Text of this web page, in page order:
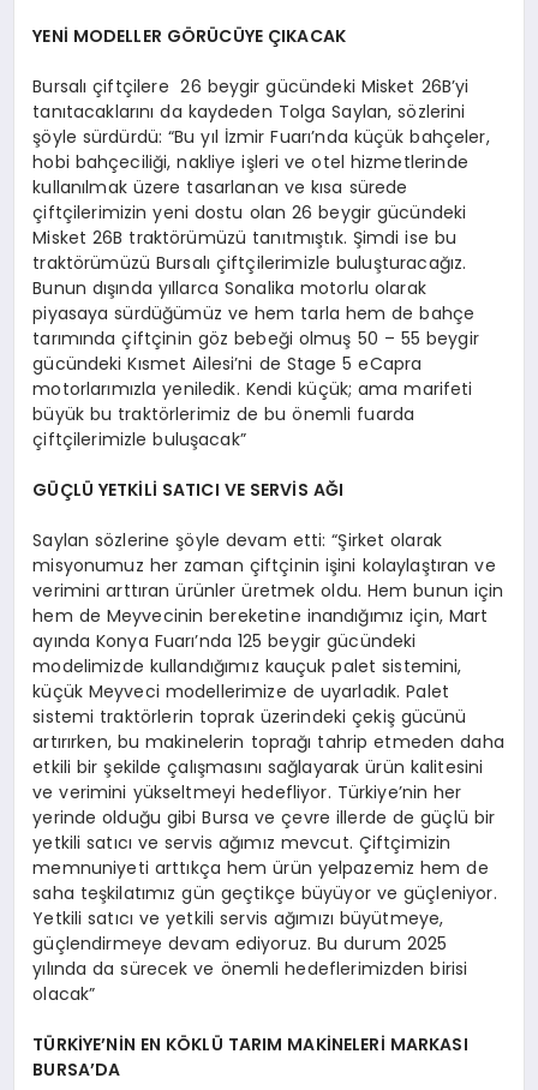
YENİ MODELLER GÖRÜCÜYE ÇIKACAK
Bursalı çiftçilere 26 beygir gücündeki Misket 26B’yi
tanıtacaklarını da kaydeden Tolga Saylan, sözlerini
şöyle sürdürdü: “Bu yıl İzmir Fuarı’nda küçük bahçeler,
hobi bahçeciliği, nakliye işleri ve otel hizmetlerinde
kullanılmak üzere tasarlanan ve kısa sürede
çiftçilerimizin yeni dostu olan 26 beygir gücündeki
Misket 26B traktörümüzü tanıtmıştık. Şimdi ise bu
traktörümüzü Bursalı çiftçilerimizle buluşturacağız.
Bunun dışında yıllarca Sonalika motorlu olarak
piyasaya sürdüğümüz ve hem tarla hem de bahçe
tarımında çiftçinin göz bebeği olmuş 50 – 55 beygir
gücündeki Kısmet Ailesi’ni de Stage 5 eCapra
motorlarımızla yeniledik. Kendi küçük; ama marifeti
büyük bu traktörlerimiz de bu önemli fuarda
çiftçilerimizle buluşacak”
GÜÇLÜ YETKİLİ SATICI VE SERVİS AĞI
Saylan sözlerine şöyle devam etti: “Şirket olarak
misyonumuz her zaman çiftçinin işini kolaylaştıran ve
verimini arttıran ürünler üretmek oldu. Hem bunun için
hem de Meyvecinin bereketine inandığımız için, Mart
ayında Konya Fuarı’nda 125 beygir gücündeki
modelimizde kullandığımız kauçuk palet sistemini,
küçük Meyveci modellerimize de uyarladık. Palet
sistemi traktörlerin toprak üzerindeki çekiş gücünü
artırırken, bu makinelerin toprağı tahrip etmeden daha
etkili bir şekilde çalışmasını sağlayarak ürün kalitesini
ve verimini yükseltmeyi hedefliyor. Türkiye’nin her
yerinde olduğu gibi Bursa ve çevre illerde de güçlü bir
yetkili satıcı ve servis ağımız mevcut. Çiftçimizin
memnuniyeti arttıkça hem ürün yelpazemiz hem de
saha teşkilatımız gün geçtikçe büyüyor ve güçleniyor.
Yetkili satıcı ve yetkili servis ağımızı büyütmeye,
güçlendirmeye devam ediyoruz. Bu durum 2025
yılında da sürecek ve önemli hedeflerimizden birisi
olacak”
TÜRKİYE’NİN EN KÖKLÜ TARIM MAKİNELERİ MARKASI
BURSA’DA